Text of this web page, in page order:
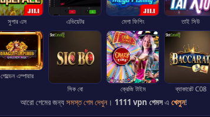
সুপার এস এভিয়েটর মেগা ফিশিং তাই সিউ
গোল্ডেন এম্পায়ার
সিক বো
ক্রেজি টাইম ব্যাকারেট C08
আরো গেমের জন্যসমস্ত গেম দেখুন । 1111 vpn গেমসএ খেলুন!